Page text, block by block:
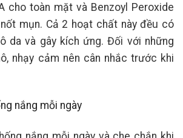
cho toàn mặt và Benzoyl Peroxide
mụn. Cả 2 hoạt chất này đều có
da và gây kích ứng. Đối với những
nhạy cảm nên cân nhắc trước khi
nắng mỗi ngày